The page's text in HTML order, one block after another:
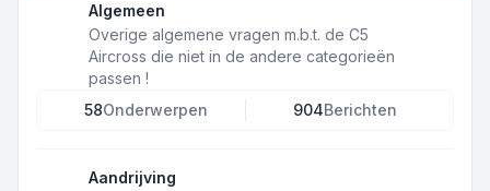
Algemeen
Overige algemene vragen m.b.t. de C5
Aircross die niet in de andere categorieën
passen !
58Onderwerpen 904Berichten
Aandrijving